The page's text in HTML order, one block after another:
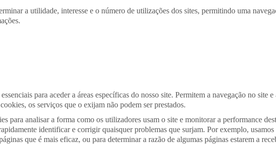
a utilidade, interesse e o número de utilizações dos sites, permitindo uma
para aceder a áreas específicas do nosso site. Permitem a navegação no site
os serviços que o exijam não podem ser prestados.
para analisar a forma como os utilizadores usam o site e monitorar a performance
identificar e corrigir quaisquer problemas que surjam. Por exemplo,
que é mais eficaz, ou para determinar a razão de algumas páginas estarem a